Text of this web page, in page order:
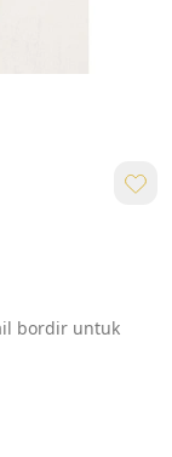
bordir untuk